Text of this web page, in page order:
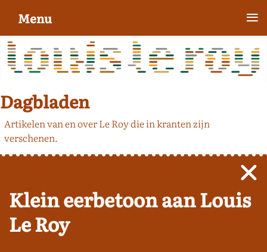
Dagbladen
Artikelen van en over Le Roy die in kranten zijn
verschenen.
Klein eerbetoon aan Louis
Le Roy
Menu ≡